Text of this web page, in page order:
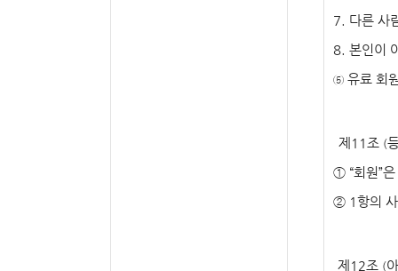
7. 다른 사
8. 본인이
⑤ 유료 회
제 11 조 (
① “회원”은
② 1항의
제 12조 (